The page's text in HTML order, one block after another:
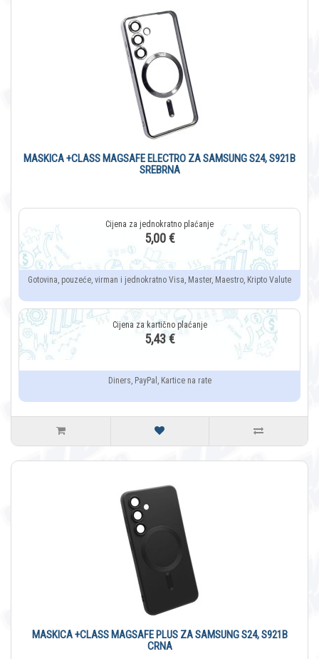
MASKICA +CLASS MAGSAFE ELECTRO ZA SAMSUNG S24, S921B
SREBRNA
5,00 €
Gotovina, pouzeće, virman i jednokratno Visa, Master, Maestro, Kripto Valute
5,43 €
Diners, PayPal, Kartice na rate
MASKICA +CLASS MAGSAFE PLUS ZA SAMSUNG S24, S921B
CRNA